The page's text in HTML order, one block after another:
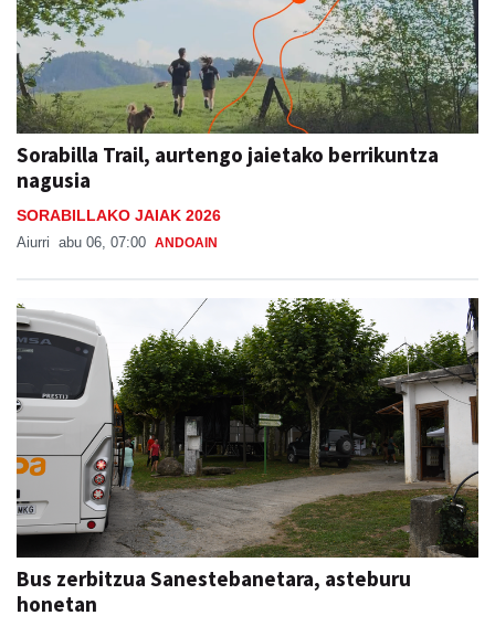
Sorabilla Trail, aurtengo jaietako berrikuntza
nagusia
SORABILLAKO JAIAK 2026
Aiurri abu 06, 07:00 ANDOAIN
Bus zerbitzua Sanestebanetara, asteburu
honetan